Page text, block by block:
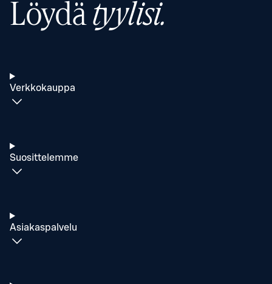
Löydätyylisi.
Verkkokauppa
Suosittelemme
Asiakaspalvelu